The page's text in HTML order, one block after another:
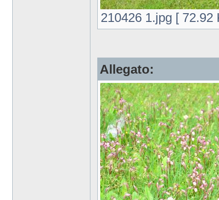
210426 1.jpg [ 72.92
Allegato: